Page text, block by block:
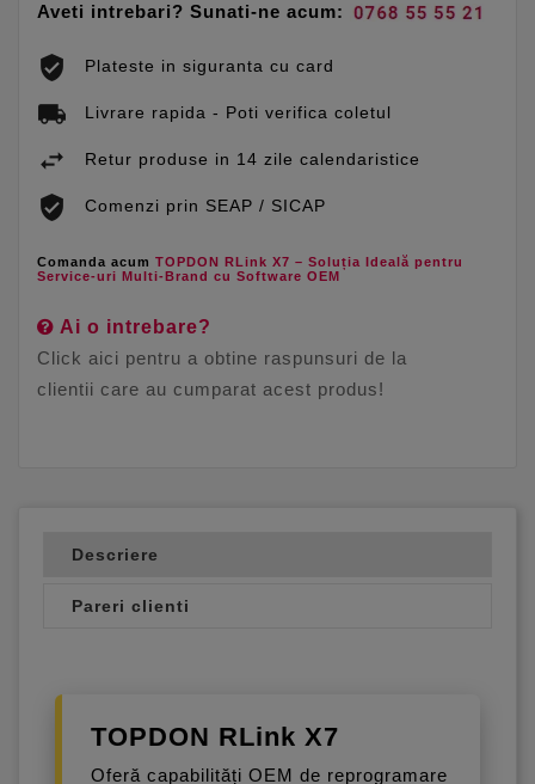
Aveti intrebari? Sunati-ne acum:
Plateste in siguranta cu card
Livrare rapida - Poti verifica coletul
Retur produse in 14 zile calendaristice
Comenzi prin SEAP / SICAP
Comanda acum TOPDON RLink X7 – Soluția Ideală pentru
Service-uri Multi-Brand cu Software OEM
Ai o intrebare?
Click aici pentru a obtine raspunsuri de la
clientii care au cumparat acest produs!
Descriere
Pareri clienti
TOPDON RLink X7
Oferă capabilități OEM de reprogramare